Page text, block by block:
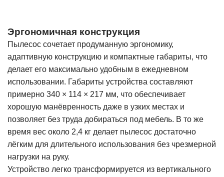
Эргономичная конструкция
Пылесос сочетает продуманную эргономику,
адаптивную конструкцию и компактные габариты, что
делает его максимально удобным в ежедневном
использовании. Габариты устройства составляют
примерно 340 × 114 × 217 мм, что обеспечивает
хорошую манёвренность даже в узких местах и
позволяет без труда добираться под мебель. В то же
время вес около 2,4 кг делает пылесос достаточно
лёгким для длительного использования без чрезмерной
нагрузки на руку.
Устройство легко трансформируется из вертикального